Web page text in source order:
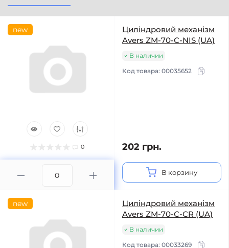
new
0
Циліндровий механізм
Avers ZM-70-C-NIS (UA)
В наличии
Код товара: 00035652
202 грн.
В корзину
new
Циліндровий механізм
Avers ZM-70-C-CR (UA)
В наличии
Код товара: 00033269